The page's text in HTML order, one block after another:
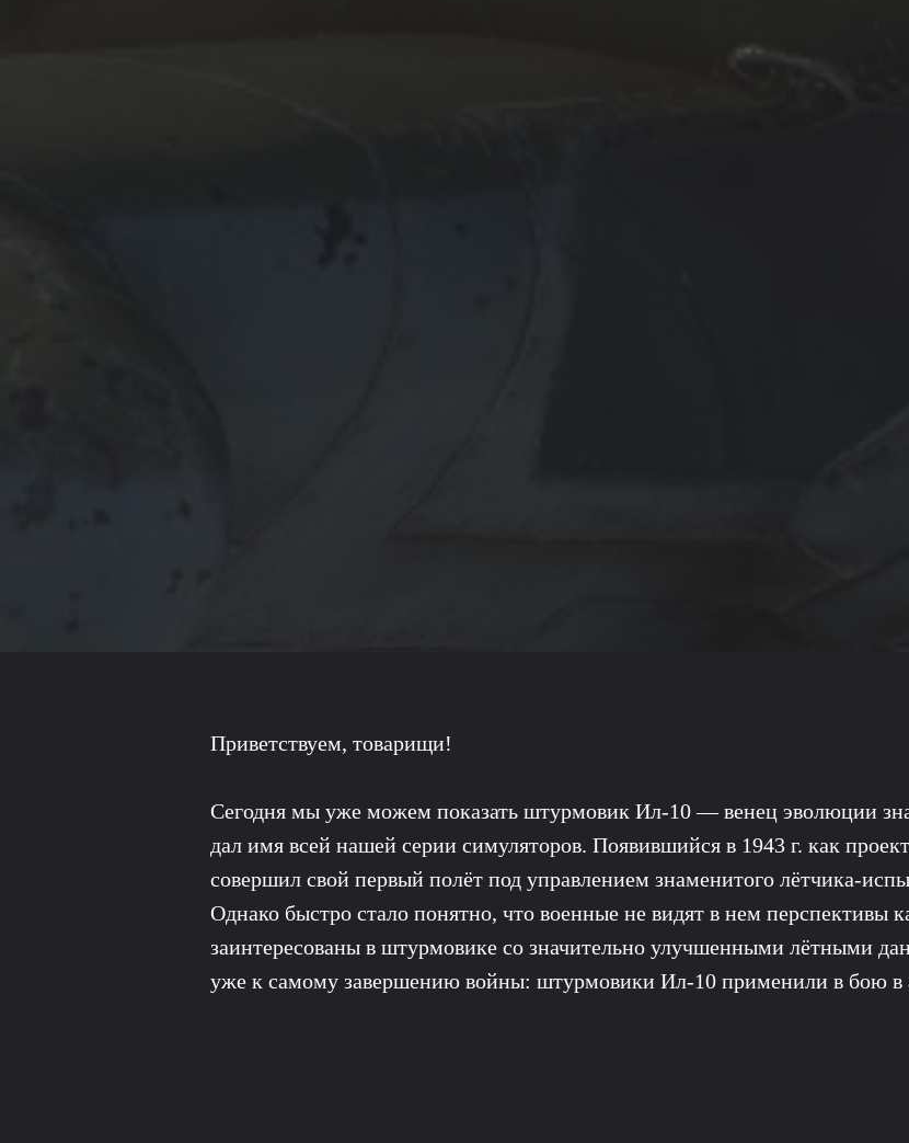
Приветствуем, товарищи!
Сегодня мы уже можем показать штурмовик Ил-10 — венец эволюции
дал имя всей нашей серии симуляторов. Появившийся в 1943 г. как
совершил свой первый полёт под управлением знаменитого лётчика-
Однако быстро стало понятно, что военные не видят в нем перспективы
заинтересованы в штурмовике со значительно улучшенными лётными
уже к самому завершению войны: штурмовики Ил-10 применили в бою в